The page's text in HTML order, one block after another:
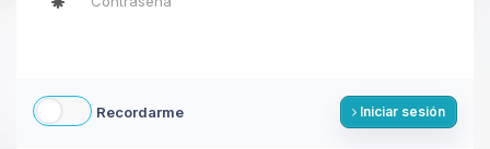
Recordarme Iniciar sesión